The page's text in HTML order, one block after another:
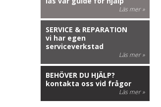
Läs mer »
SERVICE & REPARATION
vi har egen
serviceverkstad
Läs mer »
BEHÖVER DU HJÄLP?
kontakta oss vid frågor
Läs mer »